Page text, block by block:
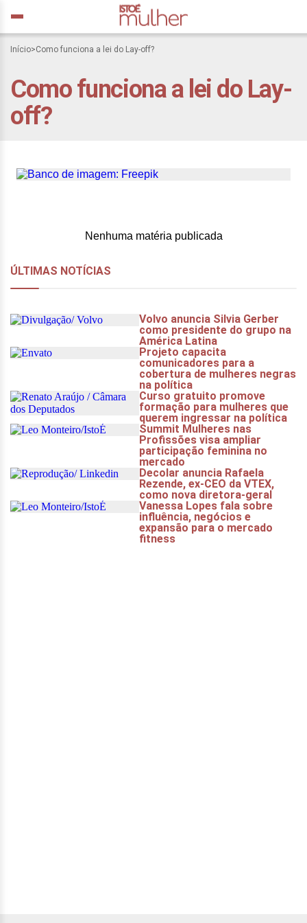
Início>Como funciona a lei do Lay-off?
Como funciona a lei do Lay-
off?O efeito layoff: como essa
estratégia empresarial
Nenhuma matéria publicada